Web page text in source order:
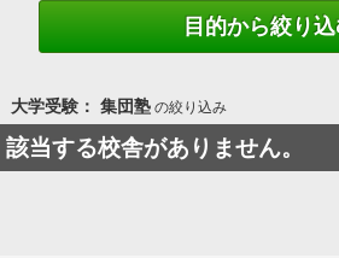
目的から絞り
大学受験： 集団塾の絞り込み
該当する校舎がありません。